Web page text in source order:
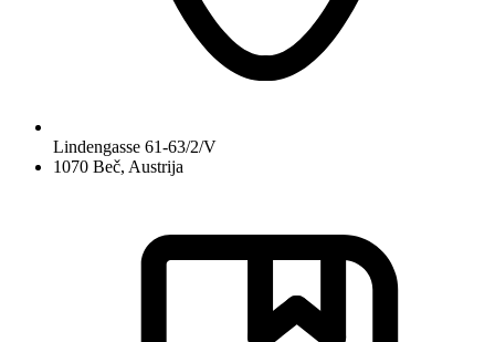
Lindengasse 61-63/2/V
1070 Beč, Austrija